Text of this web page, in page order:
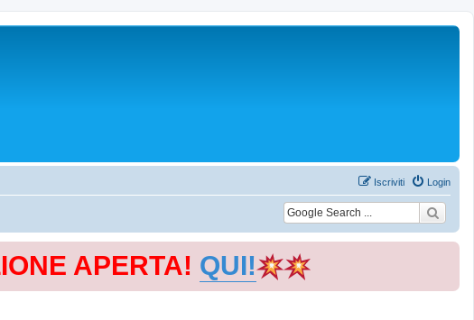
Login
Iscriviti
APERTA! QUI!